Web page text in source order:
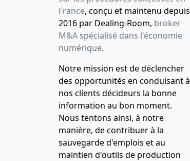
France, conçu et maintenu depuis
2016 par Dealing-Room, broker
M&A spécialisé dans l'économie
numérique.
Notre mission est de déclencher
des opportunités en conduisant à
nos clients décideurs la bonne
information au bon moment.
Nous tentons ainsi, à notre
manière, de contribuer à la
sauvegarde d'emplois et au
maintien d'outils de production